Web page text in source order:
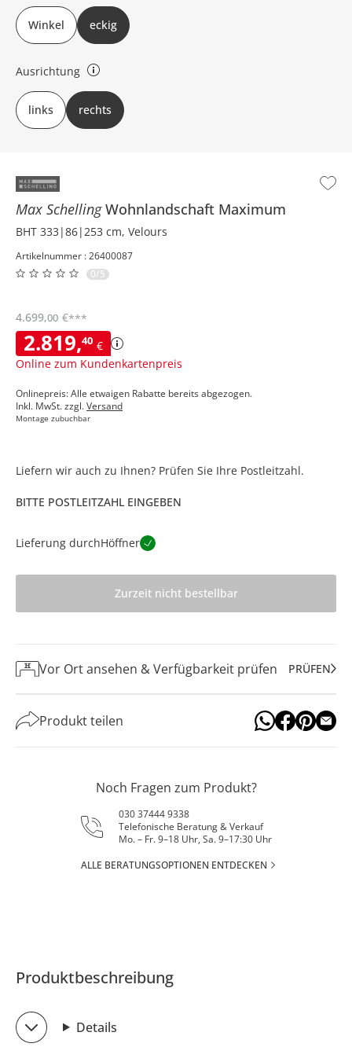
Max SchellingWohnlandschaft Maximum
BHT 333|86|253 cm, Velours
Artikelnummer : 26400087
0/5
2.819,40 €
Online zum Kundenkartenpreis
4.699,00 €***
Onlinepreis: Alle etwaigen Rabatte bereits abgezogen.
Inkl. MwSt. zzgl.Versand
Montage zubuchbar
Winkel eckig
Ausrichtung
rechts oder links (bezieht sich auf die Draufsicht)
links rechts
Liefern wir auch zu Ihnen? Prüfen Sie Ihre Postleitzahl.
BITTE POSTLEITZAHL EINGEBEN
Lieferung durchHöffner
Zurzeit nicht bestellbar
Vor Ort ansehen & Verfügbarkeit prüfen PRÜFEN
Produkt teilen
Noch Fragen zum Produkt?
030 37444 9338
Telefonische Beratung & Verkauf
Mo. – Fr. 9–18 Uhr, Sa. 9–17:30 Uhr
ALLE BERATUNGSOPTIONEN ENTDECKEN
Produktbeschreibung
Details